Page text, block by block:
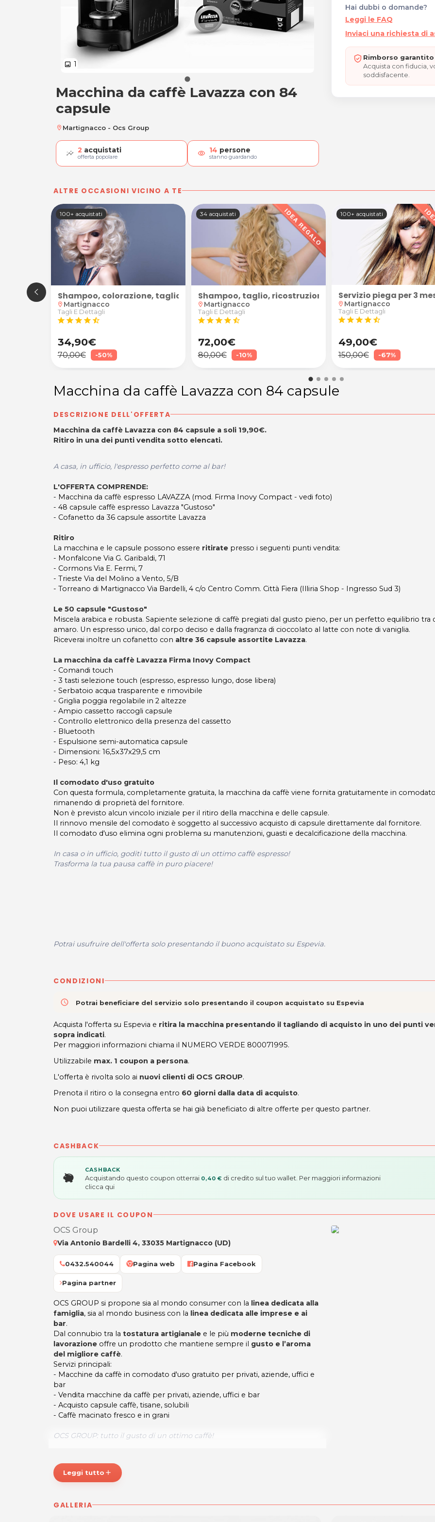
image 1
Macchina da caffè Lavazza con 84 capsule
Macchina da caffè Lavazza con 84
capsule
location_on Martignacco - Ocs Group
2 acquistati
offerta popolare visibility 14 persone
stanno guardando
Hai dubbi o domande?
Leggi le FAQ
Inviaci una richiesta di
Rimborso
Acquista con fiducia,
soddisfacente.
ALTRE OCCASIONI VICINO A TE
di Sale per adulti e bambini da Evoluzione Armonica
100+ acquistati
Shampoo, colorazione, taglio e piega capelli
location_on Martignacco
Tagli E Dettagli
star star star star star_half
34,90€
70,00€ -50%
34 acquistati
Shampoo, taglio, ricostruzione e prodotto specifico
location_on Martignacco
Tagli E Dettagli
star star star star star_half
72,00€
80,00€ -10%
100+ acquistati
Servizio piega per 3
location_on Martignacco
Tagli E Dettagli
star star star star star_half
49,00€
150,00€ -67%
Macchina da caffè Lavazza con 84 capsule
DESCRIZIONE DELL'OFFERTA
Macchina da caffè Lavazza con 84 capsule a soli 19,90€.
Ritiro in una dei punti vendita sotto elencati.
A casa, in ufficio, l'espresso perfetto come al bar!
L'OFFERTA COMPRENDE:
- Macchina da caffè espresso LAVAZZA (mod. Firma Inovy Compact - vedi foto)
- 48 capsule caffè espresso Lavazza "Gustoso"
- Cofanetto da 36 capsule assortite Lavazza
Ritiro
La macchina e le capsule possono essere ritirate presso i seguenti punti vendita:
- Monfalcone Via G. Garibaldi, 71
- Cormons Via E. Fermi, 7
- Trieste Via del Molino a Vento, 5/B
- Torreano di Martignacco Via Bardelli, 4 c/o Centro Comm. Città Fiera (Illiria Shop - Ingresso Sud 3)
Le 50 capsule "Gustoso"
Miscela arabica e robusta. Sapiente selezione di caffè pregiati dal gusto pieno, per un perfetto equilibrio tra
amaro. Un espresso unico, dal corpo deciso e dalla fragranza di cioccolato al latte con note di vaniglia.
Riceverai inoltre un cofanetto con altre 36 capsule assortite Lavazza.
La macchina da caffè Lavazza Firma Inovy Compact
- Comandi touch
- 3 tasti selezione touch (espresso, espresso lungo, dose libera)
- Serbatoio acqua trasparente e rimovibile
- Griglia poggia regolabile in 2 altezze
- Ampio cassetto raccogli capsule
- Controllo elettronico della presenza del cassetto
- Bluetooth
- Espulsione semi-automatica capsule
- Dimensioni: 16,5x37x29,5 cm
- Peso: 4,1 kg
Il comodato d'uso gratuito
Con questa formula, completamente gratuita, la macchina da caffè viene fornita gratuitamente in
rimanendo di proprietà del fornitore.
Non è previsto alcun vincolo iniziale per il ritiro della macchina e delle capsule.
Il rinnovo mensile del comodato è soggetto al successivo acquisto di capsule direttamente dal fornitore.
Il comodato d'uso elimina ogni problema su manutenzioni, guasti e decalcificazione della macchina.
In casa o in ufficio, goditi tutto il gusto di un ottimo caffè espresso!
Trasforma la tua pausa caffè in puro piacere!
Potrai usufruire dell'offerta solo presentando il buono acquistato su Espevia.
CONDIZIONI
access_time Potrai beneficiare del servizio solo presentando il coupon acquistato su Espevia
Acquista l'offerta su Espevia e ritira la macchina presentando il tagliando di acquisto in uno dei punti
sopra indicati.
Per maggiori informazioni chiama il NUMERO VERDE 800071995.
Utilizzabile max. 1 coupon a persona.
L'offerta è rivolta solo ai nuovi clienti di OCS GROUP.
Prenota il ritiro o la consegna entro 60 giorni dalla data di acquisto.
Non puoi utilizzare questa offerta se hai già beneficiato di altre offerte per questo partner.
CASHBACK
CASHBACK
Acquistando questo coupon otterrai 0,40 € di credito sul tuo wallet. Per maggiori informazioni
clicca qui
DOVE USARE IL COUPON
OCS Group
Via Antonio Bardelli 4, 33035 Martignacco (UD)
0432.540044 Pagina web Pagina Facebook
Pagina partner
OCS GROUP si propone sia al mondo consumer con la linea dedicata alla
famiglia, sia al mondo business con la linea dedicata alle imprese e ai
bar.
Dal connubio tra la tostatura artigianale e le più moderne tecniche di
lavorazione offre un prodotto che mantiene sempre il gusto e l’aroma
del migliore caffè.
Servizi principali:
- Macchine da caffè in comodato d'uso gratuito per privati, aziende, uffici e
bar
- Vendita macchine da caffè per privati, aziende, uffici e bar
- Acquisto capsule caffè, tisane, solubili
- Caffè macinato fresco e in grani
OCS GROUP: tutto il gusto di un ottimo caffè!
P.IVA 02929390306
ORARI
Leggi tutto add
GALLERIA